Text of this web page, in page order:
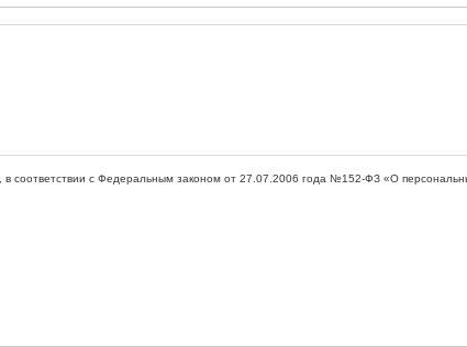
, в соответствии с Федеральным законом от 27.07.2006 года №152-ФЗ «О